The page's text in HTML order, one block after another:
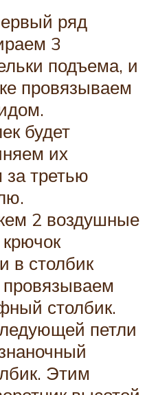
ряд
3
подъема, и
провязываем
будет
их
третью
2 воздушные
в столбик
провязываем
столбик.
петли
Этим